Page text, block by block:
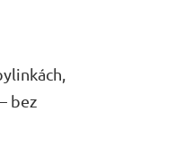
bez